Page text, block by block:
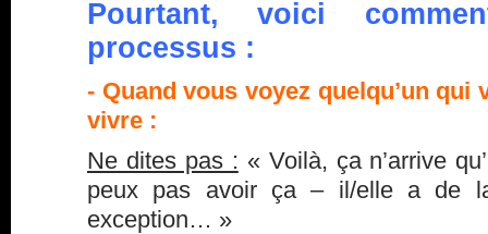
Pourtant, voici
processus :
- Quand vous voyez quelqu’un qui
vivre :
Ne dites pas : « Voilà, ça n’arrive
peux pas avoir ça – il/elle a de
exception… »